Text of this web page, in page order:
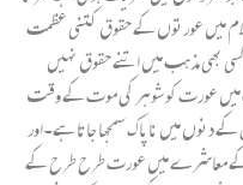
میں عورتوں کے حقوق کتنی عظمت
بھی مذہب میں اتنے حقوق نہیں
میں عورت کو شوہر کی موت کے وقت
دنوں میں ناپاک سمجھا جاتا ہے۔اور
کے معاشرے میں عورت طرح طرح کے